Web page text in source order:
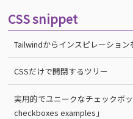
CSS snippet
Tailwindからインスピレーショ
CSSだけで開閉するツリー
実用的でユニークなチェックボ
checkboxes examples」